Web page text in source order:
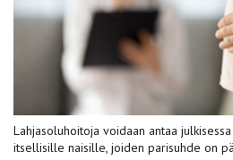
Lahjasoluhoitoja voidaan antaa
itsellisille naisille, joiden parisuhde on